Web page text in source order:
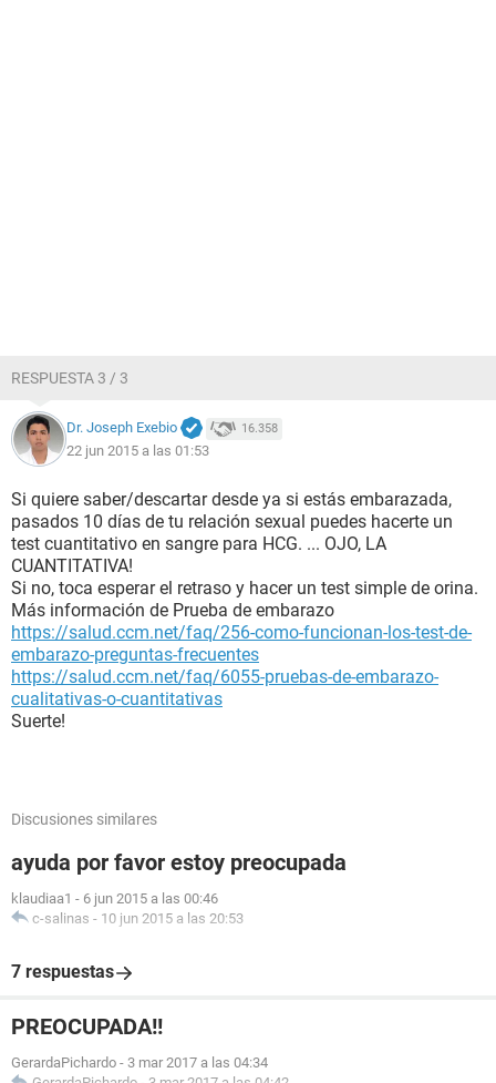
RESPUESTA 3 / 3
Dr. Joseph Exebio 16.358
22 jun 2015 a las 01:53
Si quiere saber/descartar desde ya si estás embarazada,
pasados 10 días de tu relación sexual puedes hacerte un
test cuantitativo en sangre para HCG. ... OJO, LA
CUANTITATIVA!
Si no, toca esperar el retraso y hacer un test simple de orina.
Más información de Prueba de embarazo
https://salud.ccm.net/faq/256-como-funcionan-los-test-de-
embarazo-preguntas-frecuentes
https://salud.ccm.net/faq/6055-pruebas-de-embarazo-
cualitativas-o-cuantitativas
Suerte!
Discusiones similares
ayuda por favor estoy preocupada
klaudiaa1 - 6 jun 2015 a las 00:46
c-salinas - 10 jun 2015 a las 20:53
7 respuestas
PREOCUPADA!!
GerardaPichardo - 3 mar 2017 a las 04:34